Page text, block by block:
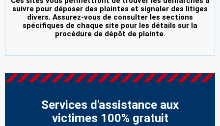
suivre pour déposer des plaintes et signaler des litiges
divers. Assurez-vous de consulter les sections
spécifiques de chaque site pour les détails sur la
procédure de dépôt de plainte.
Services d'assistance aux
victimes 100% gratuit